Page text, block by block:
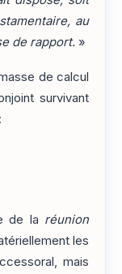
au
de rapport. »
de calcul
survivant
de la réunion
les
mais